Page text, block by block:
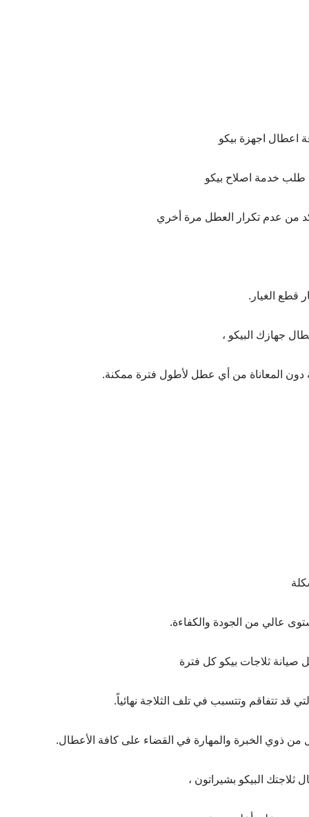
اعطال اجهزة بيكو
طلب خدمة اصلاح بيكو
من عدم تكرار العطل مرة أخري
قطع الغيار.
جهازك البيكو ،
دون المعاناة من أي عطل لأطول فترة ممكنة.
عالي من الجودة والكفاءة.
صيانة ثلاجات بيكو كل فترة
قد تتفاقم وتتسبب في تلف الثلاجة نهائياً.
من ذوي الخبرة والمهارة في القضاء على كافة الأعطال.
البيكو بشيراتون ،